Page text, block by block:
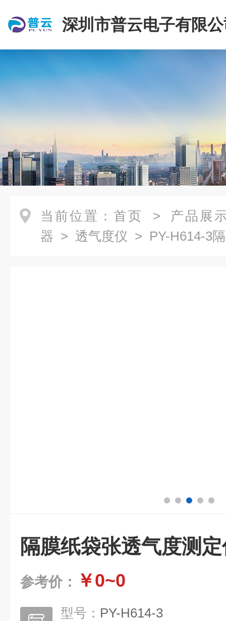
深圳市普云电子有限
当前位置： 首页 > 产品展
器 > 透气度仪 > PY-H614-3
隔膜纸袋张透气度测
参考价： ￥0~0
型号： PY-H614-3